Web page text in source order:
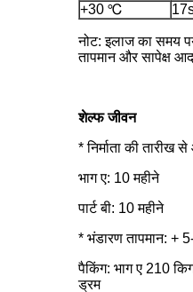
+30 ℃
नोट: इलाज का समय
तापमान और सापेक्ष
शेल्फ जीवन
* निर्माता की
भाग ए: 10 महीने
पार्ट बी: 10 महीने
* भंडारण तापमान: +
पैकिंग: भाग ए 210
ड्रम